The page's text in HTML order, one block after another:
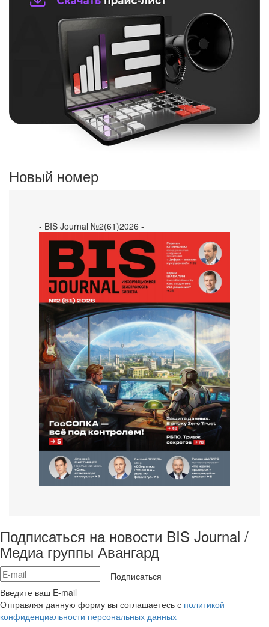
Новый номер
- BIS Journal №2(61)2026 -
Подписаться на новости BIS Journal /
Медиа группы Авангард
Подписаться
Введите ваш E-mail
Отправляя данную форму вы соглашаетесь с политикой
конфиденциальности персональных данных